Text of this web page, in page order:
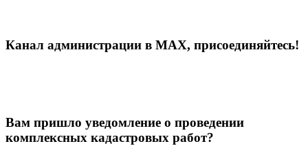
Канал администрации в МАХ, присоединяйтесь!
Вам пришло уведомление о проведении
комплексных кадастровых работ?